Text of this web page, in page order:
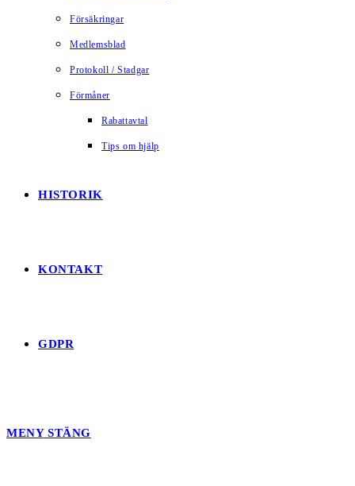
Försäkringar
Medlemsblad
Protokoll / Stadgar
Förmåner
Rabattavtal
Tips om hjälp
HISTORIK
KONTAKT
GDPR
MENY STÄNG